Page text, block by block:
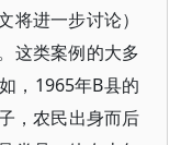
将进一步讨论）
这类案例的大多
，1965年B县的
，农民出身而后